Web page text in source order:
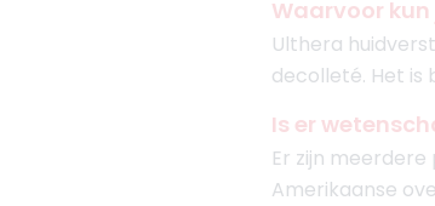
Waarvoor
Ulthera
decolleté. Het
Is er
Er zijn
Amerikaanse